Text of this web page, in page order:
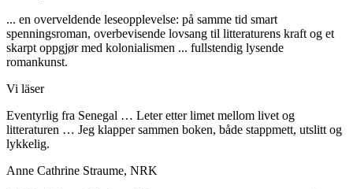
... en overveldende leseopplevelse: på samme tid smart
spenningsroman, overbevisende lovsang til litteraturens kraft og et
skarpt oppgjør med kolonialismen ... fullstendig lysende
romankunst.
Vi läser
Eventyrlig fra Senegal … Leter etter limet mellom livet og
litteraturen … Jeg klapper sammen boken, både stappmett, utslitt og
lykkelig.
Anne Cathrine Straume, NRK